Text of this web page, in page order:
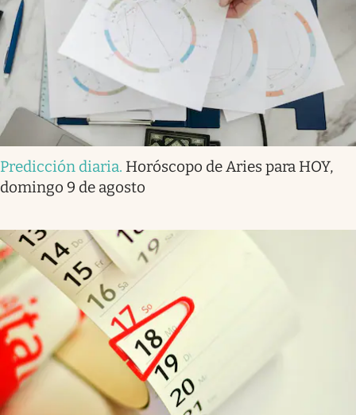
Predicción diaria. Horóscopo de Aries para HOY,
domingo 9 de agosto